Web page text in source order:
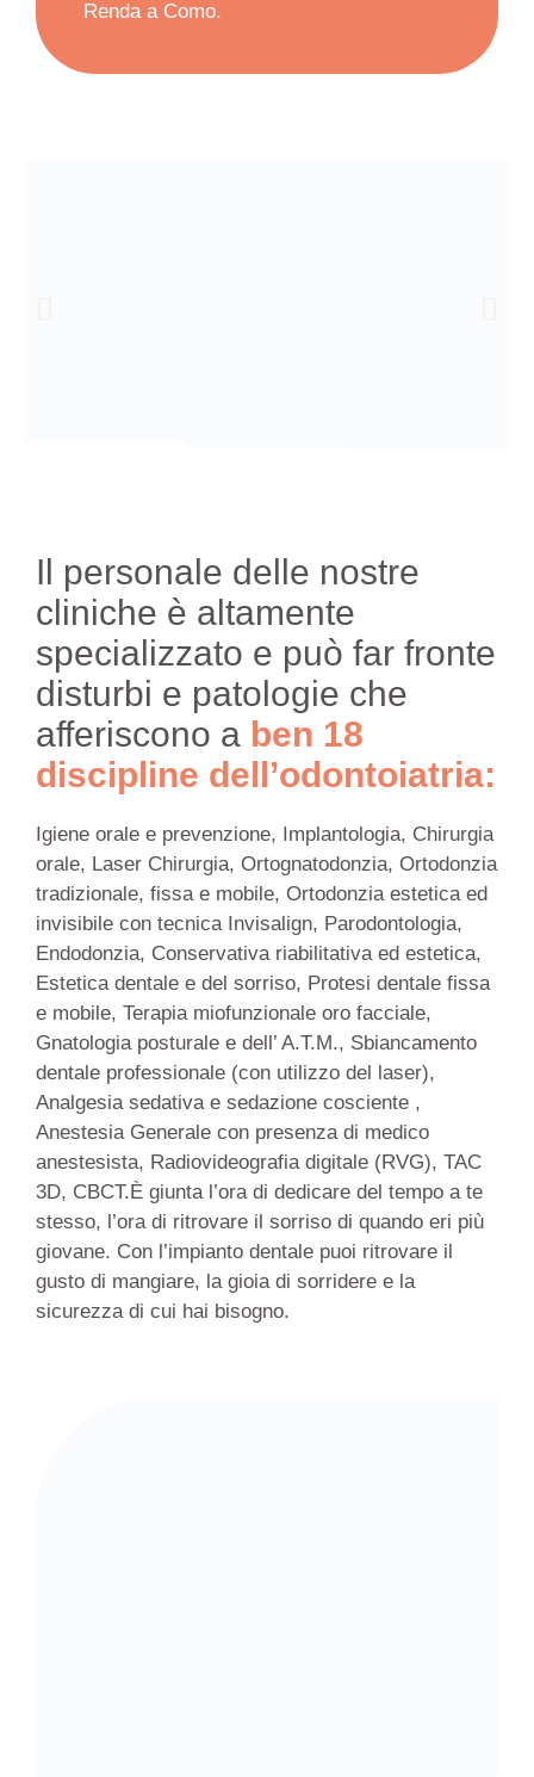
Renda a Como.
Il personale delle nostre
cliniche è altamente
specializzato e può far fronte
disturbi e patologie che
afferiscono a ben 18
discipline dell’odontoiatria:
Igiene orale e prevenzione, Implantologia, Chirurgia
orale, Laser Chirurgia, Ortognatodonzia, Ortodonzia
tradizionale, fissa e mobile, Ortodonzia estetica ed
invisibile con tecnica Invisalign, Parodontologia,
Endodonzia, Conservativa riabilitativa ed estetica,
Estetica dentale e del sorriso, Protesi dentale fissa
e mobile, Terapia miofunzionale oro facciale,
Gnatologia posturale e dell’ A.T.M., Sbiancamento
dentale professionale (con utilizzo del laser),
Analgesia sedativa e sedazione cosciente ,
Anestesia Generale con presenza di medico
anestesista, Radiovideografia digitale (RVG), TAC
3D, CBCT.È giunta l’ora di dedicare del tempo a te
stesso, l’ora di ritrovare il sorriso di quando eri più
giovane. Con l’impianto dentale puoi ritrovare il
gusto di mangiare, la gioia di sorridere e la
sicurezza di cui hai bisogno.